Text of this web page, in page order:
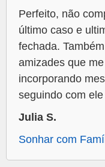
Perfeito, não
último caso e
fechada.
amizades que
incorporando
seguindo com
Julia S.
Sonhar com